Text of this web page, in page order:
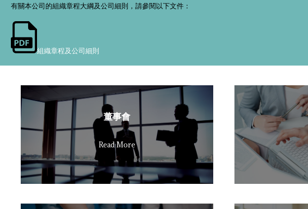
有關本公司的組織章程大綱及公司細則，請參閱以下文件：
組織章程及公司細則
董事會
Read More